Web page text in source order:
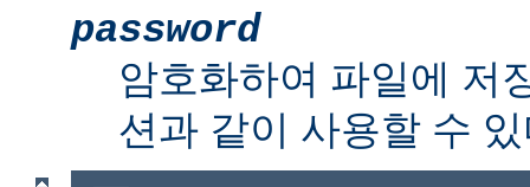
password
암호화하여 파일에 저
션과 같이 사용할 수